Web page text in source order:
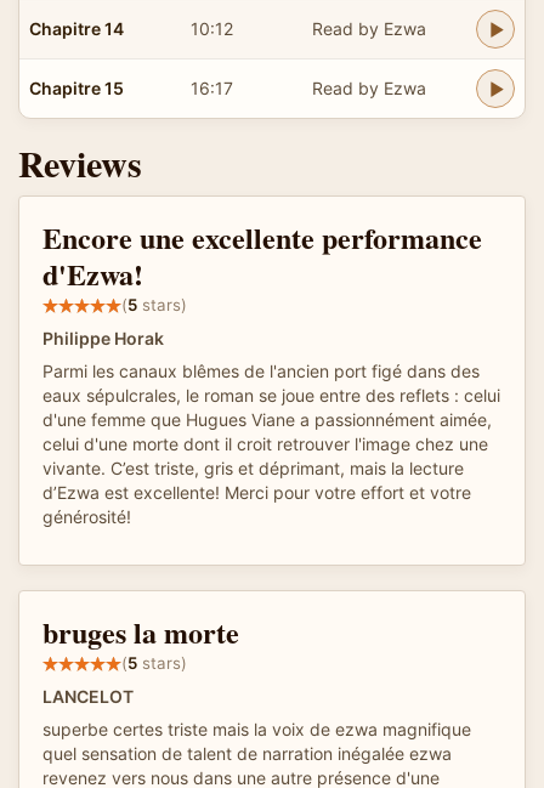
Chapitre 14 10:12 Read by Ezwa
Chapitre 15 16:17 Read by Ezwa
Reviews
Encore une excellente performance
d'Ezwa!
(5 stars)
Philippe Horak
Parmi les canaux blêmes de l'ancien port figé dans des
eaux sépulcrales, le roman se joue entre des reflets : celui
d'une femme que Hugues Viane a passionnément aimée,
celui d'une morte dont il croit retrouver l'image chez une
vivante. C’est triste, gris et déprimant, mais la lecture
d’Ezwa est excellente! Merci pour votre effort et votre
générosité!
bruges la morte
(5 stars)
LANCELOT
superbe certes triste mais la voix de ezwa magnifique
quel sensation de talent de narration inégalée ezwa
revenez vers nous dans une autre présence d'une